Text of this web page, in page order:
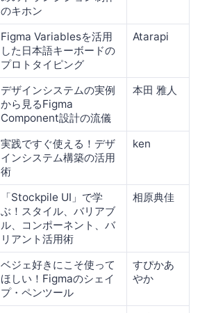
のキホン
Figma Variablesを活用
した日本語キーボードの
プロトタイピング
Atarapi
デザインシステムの実例
から見るFigma
Component設計の流儀
本田 雅人
実践ですぐ使える！デザ
インシステム構築の活用
術
ken
「Stockpile UI」で学
ぶ！スタイル、バリアブ
ル、コンポーネント、バ
リアント活用術
相原典佳
ベジェ好きにこそ使って
ほしい！Figmaのシェイ
プ・ペンツール
すぴかあ
やか